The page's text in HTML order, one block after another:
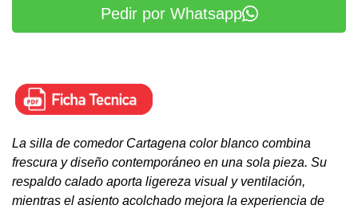
Pedir por Whatsapp
La silla de comedor Cartagena color blanco combina
frescura y diseño contemporáneo en una sola pieza. Su
respaldo calado aporta ligereza visual y ventilación,
mientras el asiento acolchado mejora la experiencia de